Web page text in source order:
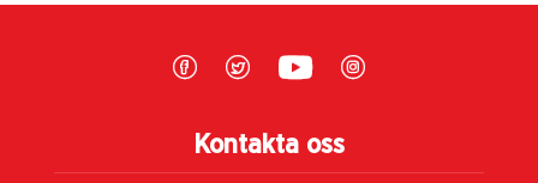
Kontakta oss